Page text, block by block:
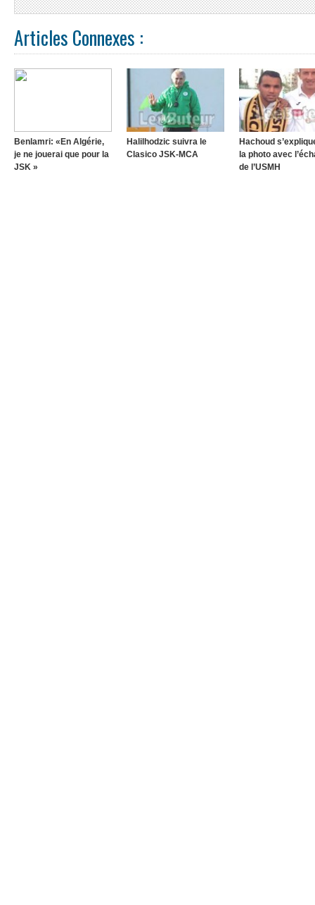
Articles Connexes :
Benlamri: «En Algérie,
je ne jouerai que pour la
JSK »
Halilhodzic suivra le
Clasico JSK-MCA
Hachoud
la photo avec
de l’USMH